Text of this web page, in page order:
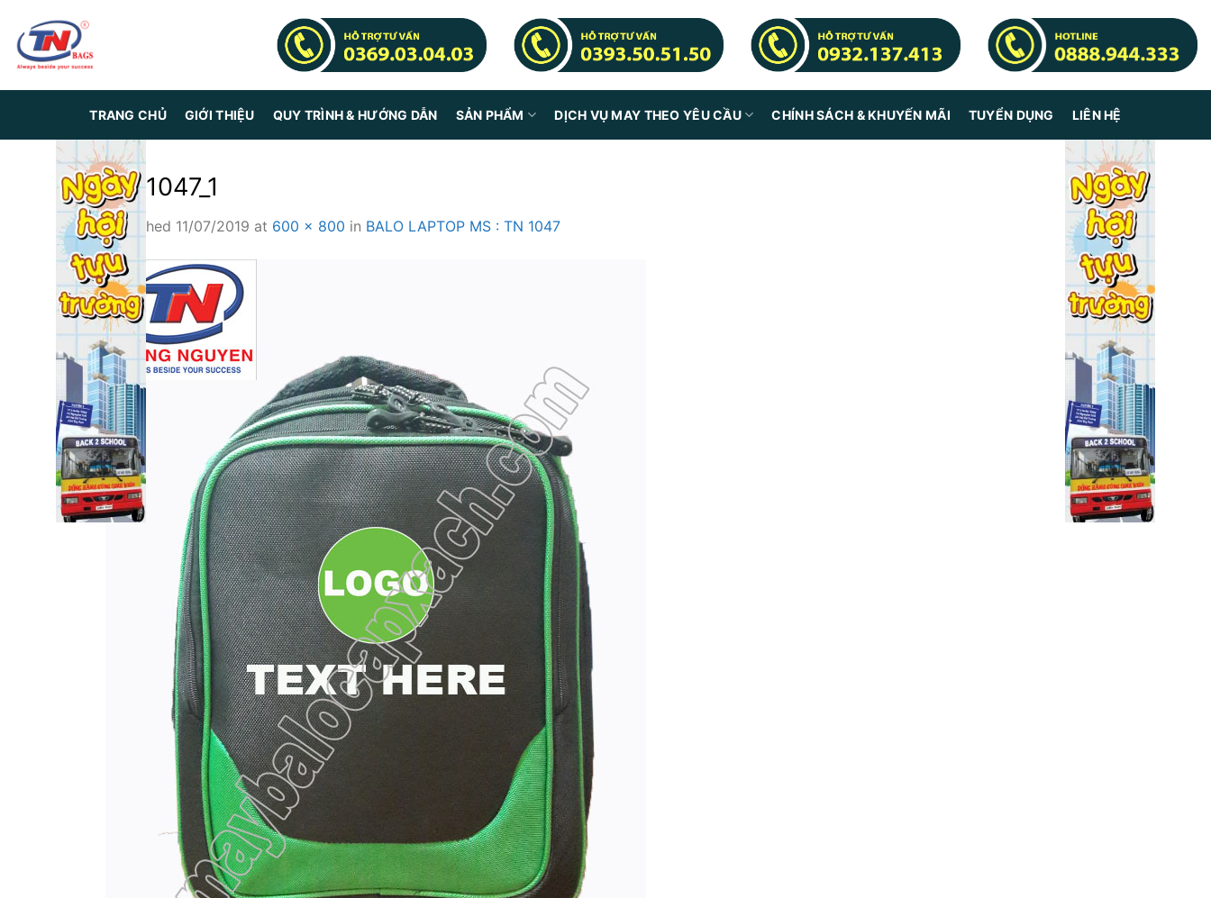
content
TRANG CHỦ GIỚI THIỆU QUY TRÌNH & HƯỚNG DẪN SẢN PHẨM DỊCH VỤ MAY THEO YÊU CẦU CHÍNH SÁCH & KHUYẾN MÃI TUYỂN DỤNG LIÊN HỆ
TN 1047_1
Published 11/07/2019 at 600 × 800 in BALO LAPTOP MS : TN 1047